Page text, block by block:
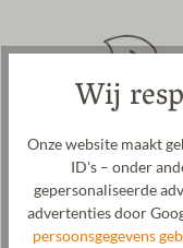
Natuurlijk en
Wij
Onze website maakt
ID's – onder
gepersonaliseerde
advertenties door
persoonsgegevens